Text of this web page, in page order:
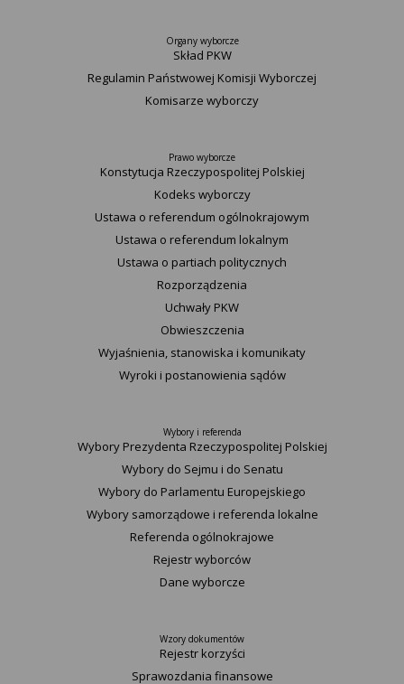
Organy wyborcze
Skład PKW
Regulamin Państwowej Komisji Wyborczej
Komisarze wyborczy
Prawo wyborcze
Konstytucja Rzeczypospolitej Polskiej​
Kodeks wyborczy
Ustawa o referendum ogólnokrajowym
Ustawa o referendum lokalnym
Ustawa o partiach politycznych
Rozporządzenia
Uchwały PKW
Obwieszczenia
Wyjaśnienia, stanowiska i komunikaty
Wyroki i postanowienia sądów
Wybory i referenda
Wybory Prezydenta Rzeczypospolitej Polskiej
Wybory do Sejmu i do Senatu
Wybory do Parlamentu Europejskiego
Wybory samorządowe i referenda lokalne
Referenda ogólnokrajowe
Rejestr wyborców
Dane wyborcze
Wzory dokumentów
Rejestr korzyści
Sprawozdania finansowe